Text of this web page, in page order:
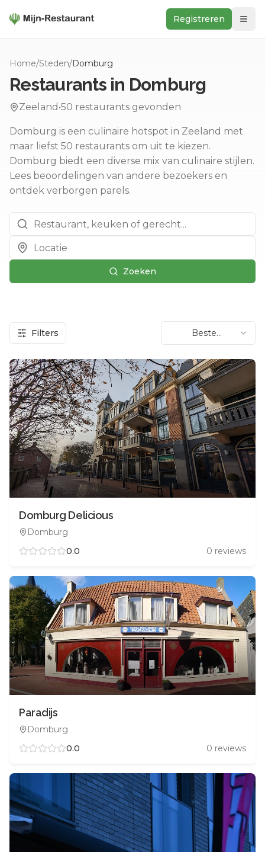
Registreren
In de buurt
Ontdek
Keukens
Foodwall
Reviews
Home/Steden/Domburg
Restaurants in Domburg
Zeeland •50 restaurants gevonden
Domburg is een culinaire hotspot in Zeeland met
maar liefst 50 restaurants om uit te kiezen.
Domburg biedt een diverse mix van culinaire stijlen.
Lees beoordelingen van andere bezoekers en
ontdek verborgen parels.
Zoeken
Filters
Beste
beoordeling
Domburg Delicious
Domburg
0.0
0 reviews
Paradijs
Domburg
0.0
0 reviews